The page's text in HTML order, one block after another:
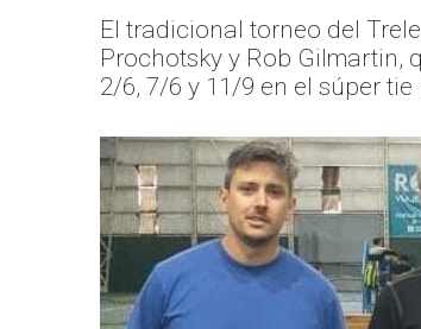
El tradicional torneo del
Prochotsky y Rob Gilmartin,
2/6, 7/6 y 11/9 en el súper tie